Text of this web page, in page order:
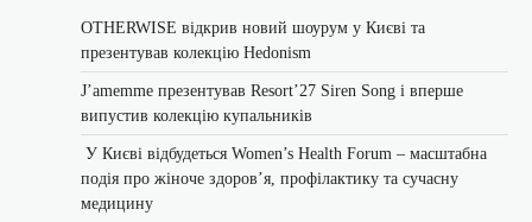
OTHERWISE відкрив новий шоурум у Києві та
презентував колекцію Hedonism
J’amemme презентував Resort’27 Siren Song і вперше
випустив колекцію купальників
У Києві відбудеться Women’s Health Forum – масштабна
подія про жіноче здоров’я, профілактику та сучасну
медицину